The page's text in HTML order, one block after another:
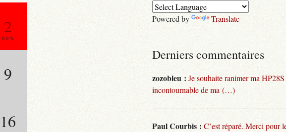
2
0.0 %
9
16
Powered by Translate
Derniers commentaires
zozobleu : Je souhaite ranimer ma
incontournable de ma (…)
Paul Courbis : C’est réparé. Merci pour